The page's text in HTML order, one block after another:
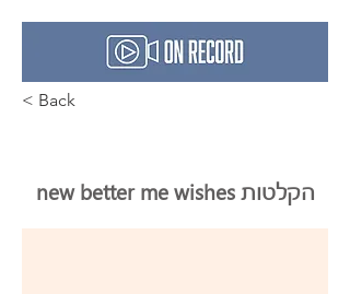
< Back
new better me wishes הקלטות